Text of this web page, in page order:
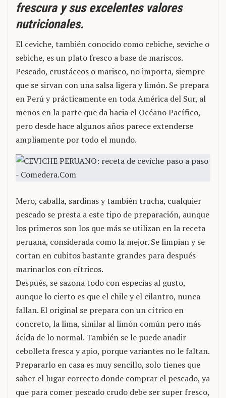
frescura y sus excelentes valores
nutricionales.
El ceviche, también conocido como cebiche, seviche o
sebiche, es un plato fresco a base de mariscos.
Pescado, crustáceos o marisco, no importa, siempre
que se sirvan con una salsa ligera y limón. Se prepara
en Perú y prácticamente en toda América del Sur, al
menos en la parte que da hacia el Océano Pacífico,
pero desde hace algunos años parece extenderse
ampliamente por todo el mundo.
Mero, caballa, sardinas y también trucha, cualquier
pescado se presta a este tipo de preparación, aunque
los primeros son los que más se utilizan en la receta
peruana, considerada como la mejor. Se limpian y se
cortan en cubitos bastante grandes para después
marinarlos con cítricos.
Después, se sazona todo con especias al gusto,
aunque lo cierto es que el chile y el cilantro, nunca
fallan. El original se prepara con un cítrico en
concreto, la lima, similar al limón común pero más
ácida de lo normal. También se le puede añadir
cebolleta fresca y apio, porque variantes no le faltan.
Prepararlo en casa es muy sencillo, solo tienes que
saber el lugar correcto donde comprar el pescado, ya
que para comer pescado crudo debe ser super fresco,